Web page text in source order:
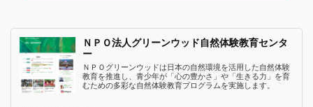
ＮＰＯ法人グリーンウッド自然体験教育センタ
ー
ＮＰＯグリーンウッドは日本の自然環境を活用した自然体験
教育を推進し、青少年が「心の豊かさ」や「生きる力」を育
むための多彩な自然体験教育プログラムを実施します。